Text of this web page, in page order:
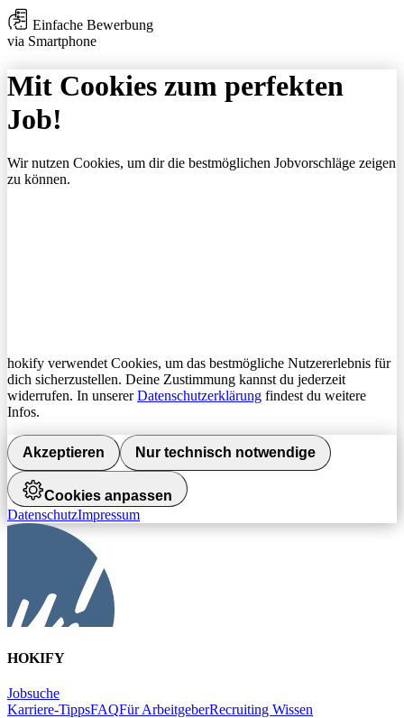
Einfache Bewerbung
via Smartphone
Mit Cookies zum perfekten
Job!
Wir nutzen Cookies, um dir die bestmöglichen Jobvorschläge zeigen
zu können.
hokify verwendet Cookies, um das bestmögliche Nutzererlebnis für
dich sicherzustellen. Deine Zustimmung kannst du jederzeit
widerrufen. In unsererDatenschutzerklärung findest du weitere
Infos.
Akzeptieren Nur technisch notwendige
Cookies anpassen
DatenschutzImpressum
HOKIFY
Jobsuche
Karriere-TippsFAQFür ArbeitgeberRecruiting Wissen